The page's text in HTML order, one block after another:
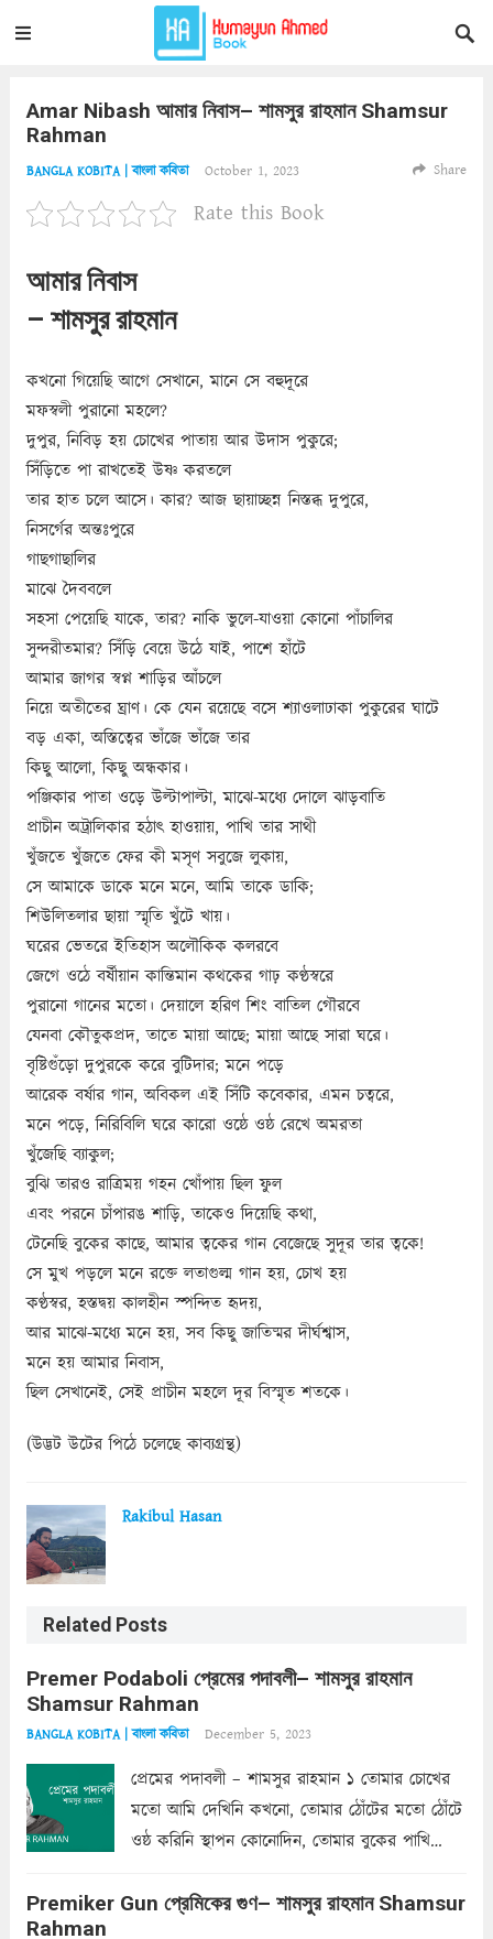
Amar Nibash আমার নিবাস– শামসুর রাহমান Shamsur
Rahman
BANGLA KOBITA | বাংলা কবিতা October 1, 2023 Share
Rate this Book
আমার নিবাস
– শামসুর রাহমান
কখনো গিয়েছি আগে সেখানে, মানে সে বহুদূরে
মফস্বলী পুরানো মহলে?
দুপুর, নিবিড় হয় চোখের পাতায় আর উদাস পুকুরে;
সিঁড়িতে পা রাখতেই উষ্ণ করতলে
তার হাত চলে আসে। কার? আজ ছায়াচ্ছন্ন নিস্তব্ধ দুপুরে,
নিসর্গের অন্তঃপুরে
গাছগাছালির
মাঝে দৈববলে
সহসা পেয়েছি যাকে, তার? নাকি ভুলে-যাওয়া কোনো পাঁচালির
সুন্দরীতমার? সিঁড়ি বেয়ে উঠে যাই, পাশে হাঁটে
আমার জাগর স্বপ্ন শাড়ির আঁচলে
নিয়ে অতীতের ঘ্রাণ। কে যেন রয়েছে বসে শ্যাওলাঢাকা পুকুরের ঘাটে
বড় একা, অস্তিত্বের ভাঁজে ভাঁজে তার
কিছু আলো, কিছু অন্ধকার।
পঞ্জিকার পাতা ওড়ে উল্টাপাল্টা, মাঝে-মধ্যে দোলে ঝাড়বাতি
প্রাচীন অট্রালিকার হঠাৎ হাওয়ায়, পাখি তার সাথী
খুঁজতে খুঁজতে ফের কী মসৃণ সবুজে লুকায়,
সে আমাকে ডাকে মনে মনে, আমি তাকে ডাকি;
শিউলিতলার ছায়া স্মৃতি খুঁটে খায়।
ঘরের ভেতরে ইতিহাস অলৌকিক কলরবে
জেগে ওঠে বর্ষীয়ান কান্তিমান কথকের গাঢ় কণ্ঠস্বরে
পুরানো গানের মতো। দেয়ালে হরিণ শিং বাতিল গৌরবে
যেনবা কৌতুকপ্রদ, তাতে মায়া আছে; মায়া আছে সারা ঘরে।
বৃষ্টিগুঁড়ো দুপুরকে করে বুটিদার; মনে পড়ে
আরেক বর্ষার গান, অবিকল এই সিঁটি কবেকার, এমন চত্বরে,
মনে পড়ে, নিরিবিলি ঘরে কারো ওষ্ঠে ওষ্ঠ রেখে অমরতা
খুঁজেছি ব্যাকুল;
বুঝি তারও রাত্রিময় গহন খোঁপায় ছিল ফুল
এবং পরনে চাঁপারঙ শাড়ি, তাকেও দিয়েছি কথা,
টেনেছি বুকের কাছে, আমার ত্বকের গান বেজেছে সুদূর তার ত্বকে!
সে মুখ পড়লে মনে রক্তে লতাগুল্ম গান হয়, চোখ হয়
কণ্ঠস্বর, হস্তদ্বয় কালহীন স্পন্দিত হৃদয়,
আর মাঝে-মধ্যে মনে হয়, সব কিছু জাতিষ্মর দীর্ঘশ্বাস,
মনে হয় আমার নিবাস,
ছিল সেখানেই, সেই প্রাচীন মহলে দূর বিস্মৃত শতকে।
(উদ্ভট উটের পিঠে চলেছে কাব্যগ্রন্থ)
Rakibul Hasan
Related Posts
Premer Podaboli প্রেমের পদাবলী– শামসুর রাহমান
Shamsur Rahman
BANGLA KOBITA | বাংলা কবিতা December 5, 2023
প্রেমের পদাবলী – শামসুর রাহমান ১ তোমার চোখের
মতো আমি দেখিনি কখনো, তোমার ঠোঁটের মতো ঠোঁটে
ওষ্ঠ করিনি স্থাপন কোনোদিন, তোমার বুকের পাখি
কোথাও কি এরকম ছায়া দেয় ক্লান্তির প্রহরে? মুছে
Premiker Gun প্রেমিকের গুণ– শামসুর রাহমান Shamsur
Rahman